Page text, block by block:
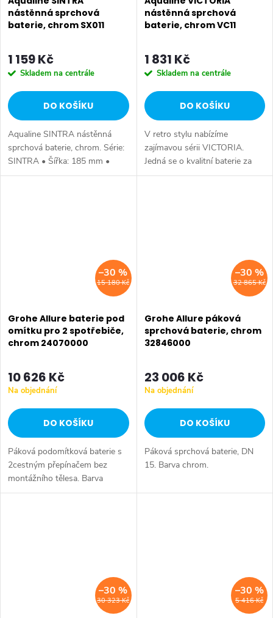
nástěnná sprchová
baterie, chrom SX011
1 159 Kč
Skladem na centrále
DO KOŠÍKU
Aqualine SINTRA nástěnná
sprchová baterie, chrom. Série:
SINTRA • Šířka: 185 mm •
Výška: 111 mm • Hloubka: 146
nástěnná sprchová
baterie, chrom VC11
1 831 Kč
Skladem na centrále
DO KOŠÍKU
V retro stylu nabízíme
zajímavou sérii VICTORIA.
Jedná se o kvalitní baterie za
příznivou pořizovací cenu.
15 180 Kč
–30 %
Grohe Allure baterie pod
omítku pro 2 spotřebiče,
chrom 24070000
10 626 Kč
Na objednání
DO KOŠÍKU
Páková podomítková baterie s
2cestným přepínačem bez
montážního tělesa. Barva
chrom.
32 865 Kč
–30 %
Grohe Allure páková
sprchová baterie, chrom
32846000
23 006 Kč
Na objednání
DO KOŠÍKU
Páková sprchová baterie, DN
15. Barva chrom.
30 323 Kč
–30 %
5 416 Kč
–30 %